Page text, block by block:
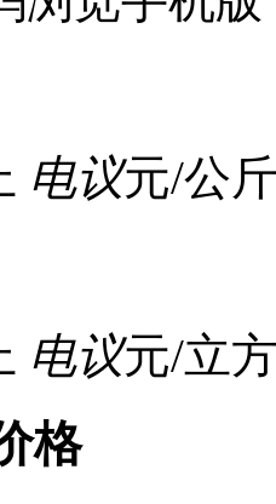
电议元/公
电议元/立
格